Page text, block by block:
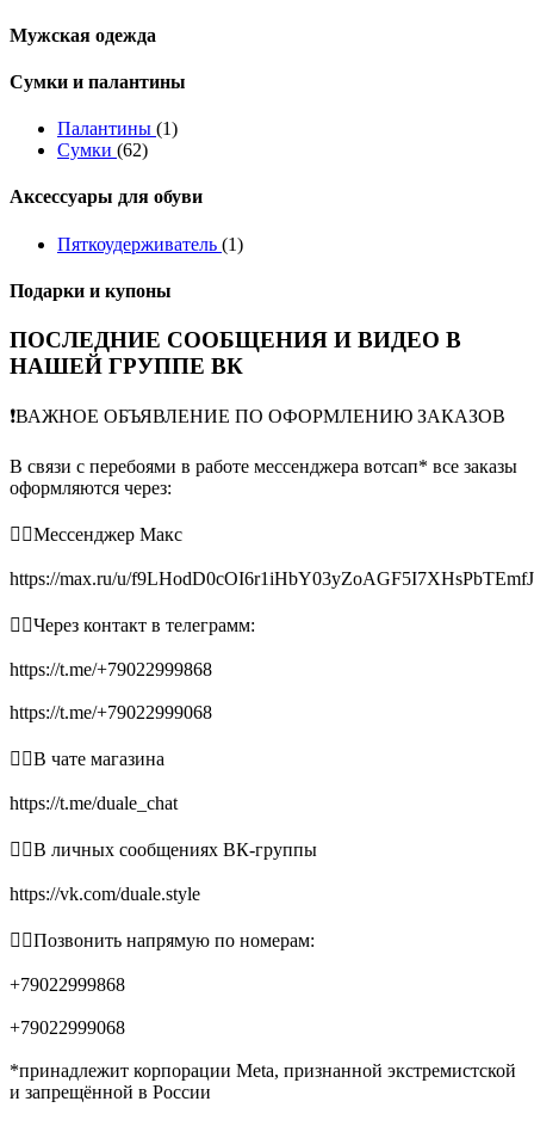
Мужская одежда
Сумки и палантины
Палантины (1)
Сумки (62)
Аксессуары для обуви
Пяткоудерживатель (1)
Подарки и купоны
ПОСЛЕДНИЕ СООБЩЕНИЯ И ВИДЕО В
НАШЕЙ ГРУППЕ ВК
❗️ВАЖНОЕ ОБЪЯВЛЕНИЕ ПО ОФОРМЛЕНИЮ ЗАКАЗОВ
В связи с перебоями в работе мессенджера вотсап* все заказы
оформляются через:
👉🏻Мессенджер Макс
https://max.ru/u/
👉🏻Через контакт в телеграмм:
https://t.me/+79022999868
https://t.me/+79022999068
👉🏻В чате магазина
https://t.me/duale_chat
👉🏻В личных сообщениях ВК-группы
https://vk.com/duale.style
👉🏻Позвонить напрямую по номерам:
+79022999868
+79022999068
*принадлежит корпорации Meta, признанной экстремистской
и запрещённой в России